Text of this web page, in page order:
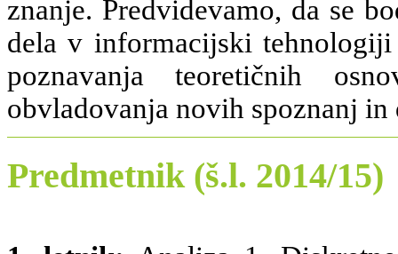
znanje. Predvidevamo, da se
dela v informacijski
poznavanja teoretičnih
obvladovanja novih spoznanj in
Predmetnik (š.l. 2014/15)